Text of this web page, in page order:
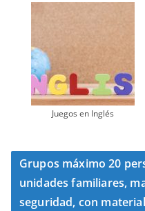
Juegos en Inglés
Grupos máximo 20
unidades familiares,
seguridad, con